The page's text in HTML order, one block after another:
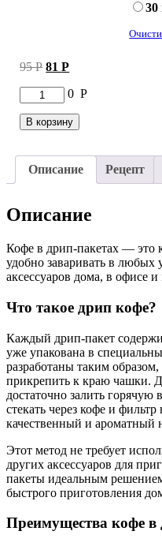
30
95Р Первоначальная
составляла
81РТекущая
81 руб..
Количество
товара
Кофе
Ситро
0 Р
В корзину
Описание Рецепт
Описание
Кофе в дрип-пакетах — это
удобно заваривать в любых
аксессуаров дома, в офисе
Что такое дрип кофе?
Каждый дрип-пакет
уже упакована в
разработаны таким
прикрепить к краю чашки.
достаточно залить горячую
стекать через кофе и
качественный и ароматный
Этот метод не требует
других аксессуаров для
пакеты идеальным
быстрого приготовления
Преимущества кофе в